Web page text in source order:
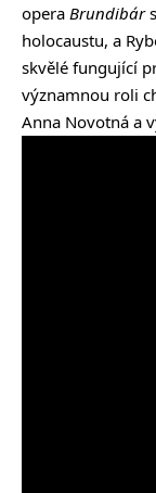
opera Brundibár
holocaustu, a
skvělé fungující
významnou roli
Anna Novotná a